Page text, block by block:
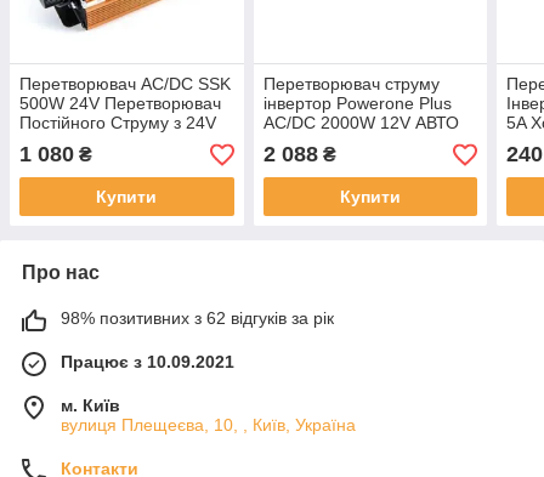
Перетворювач AC/DC SSK
500W 24V Перетворювач
Постійного Струму з 24V
220V Інвертор
Автомобільний
1 080 ₴
Купити
Перетворювач струму
інвертор Powerone Plus
AC/DC 2000W 12V АВТО
ІНВЕРТОР
2 088₴
Купити
5A
240
Про нас
98% позитивних з 62 відгуків за рік
Працює з 10.09.2021
м. Київ
вулиця Плещеєва, 10, , Київ, Україна
Контакти